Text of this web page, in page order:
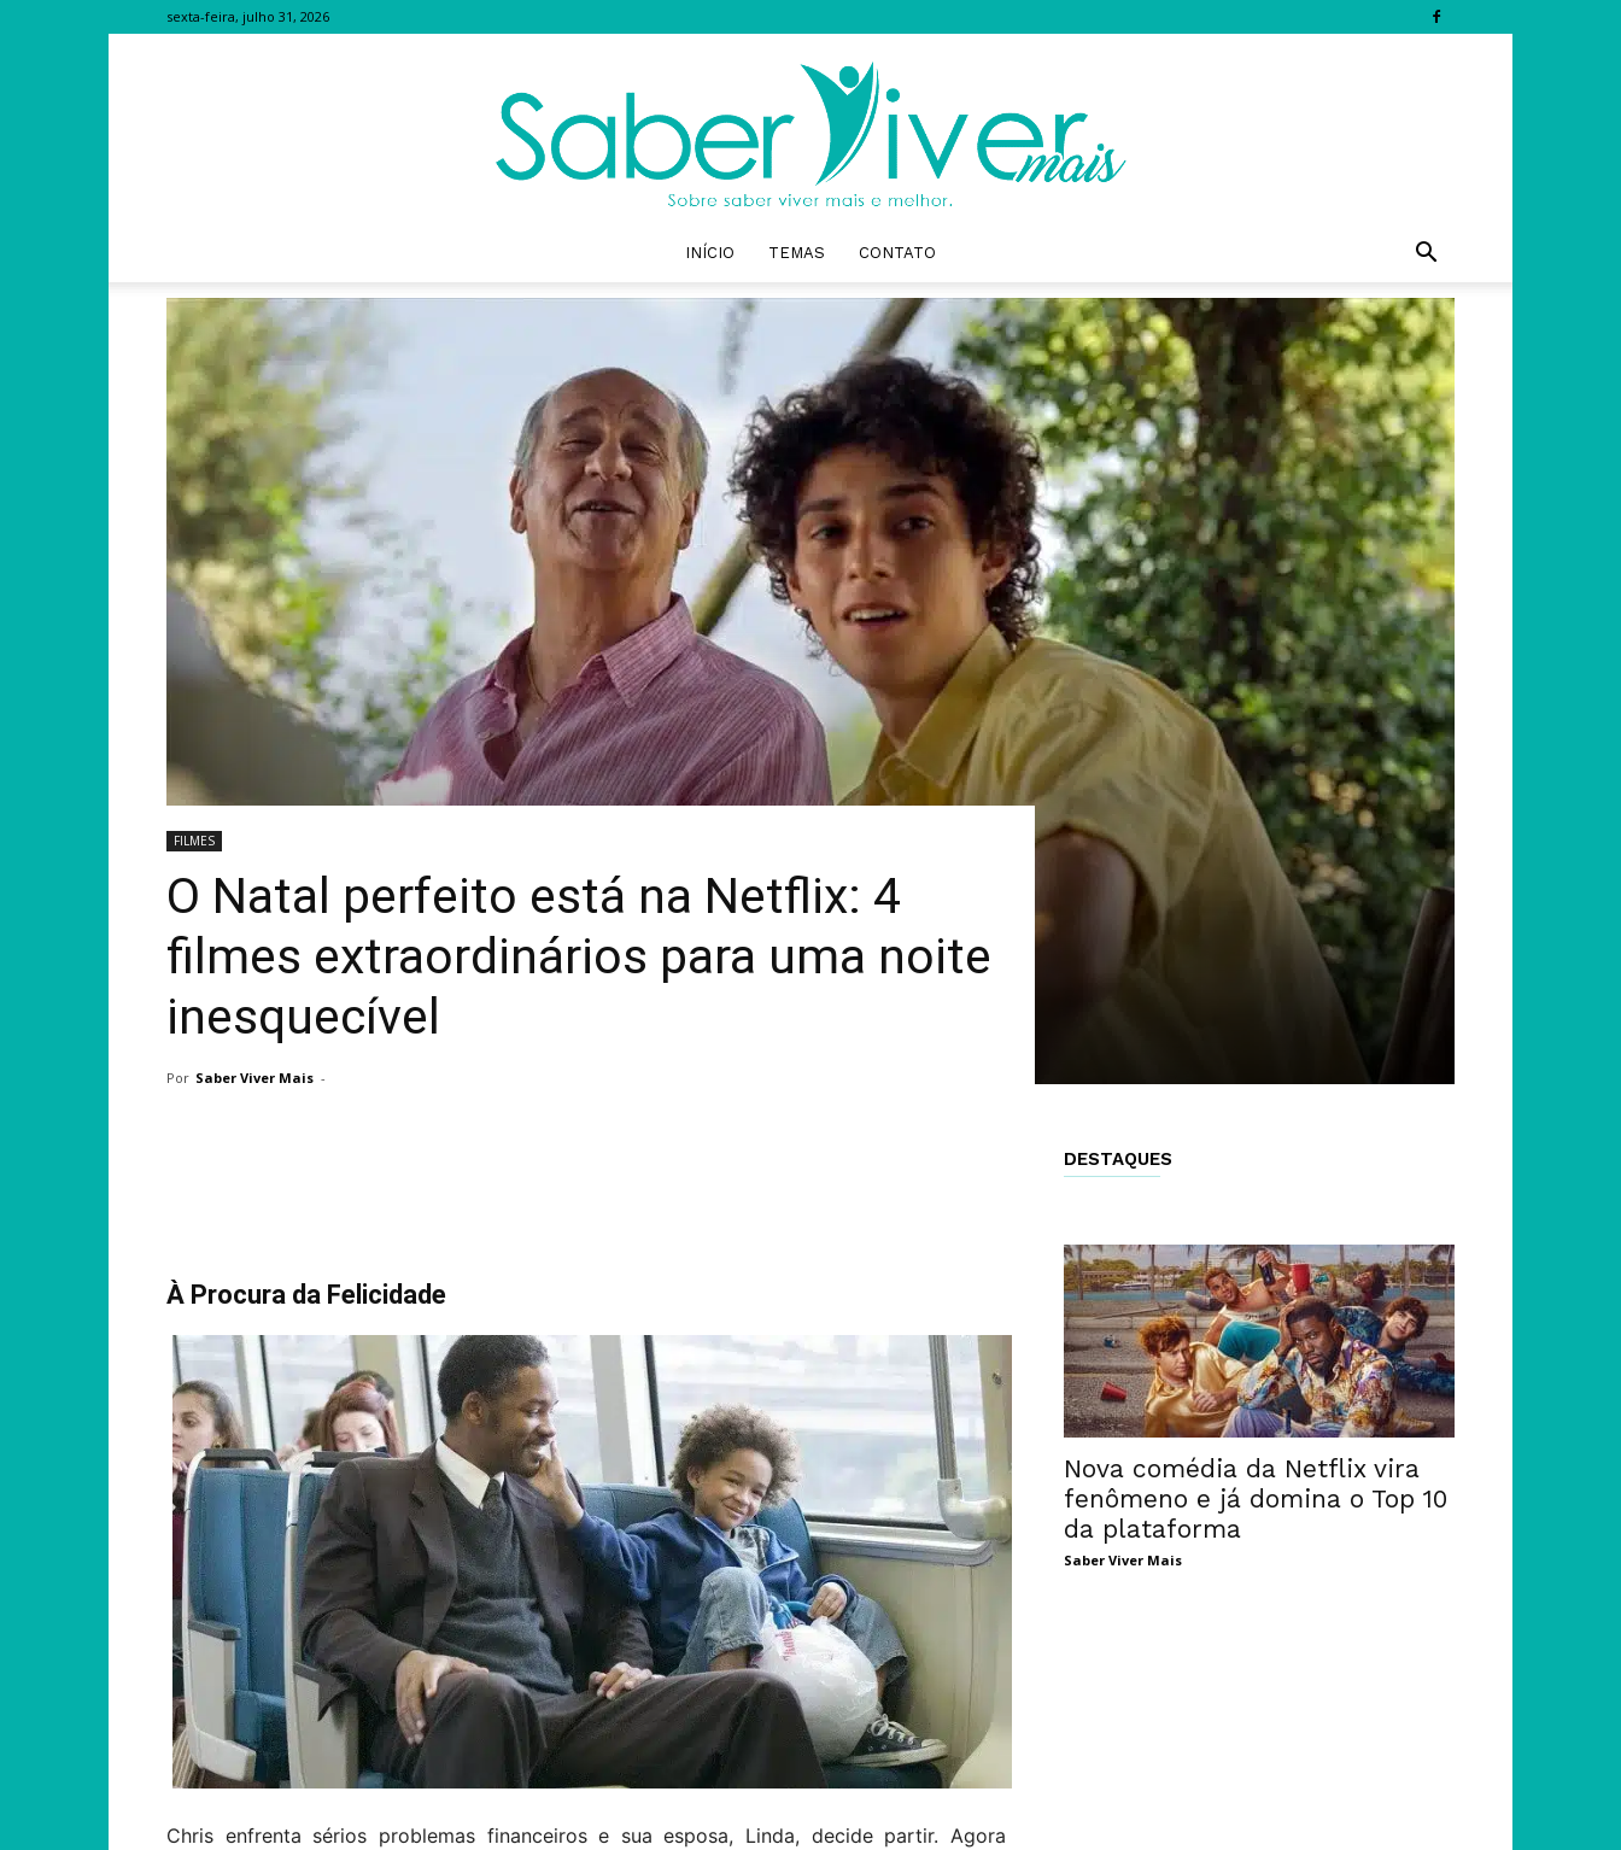
sexta-feira, julho 31, 2026
Saber
Viver
Mais
INÍCIO TEMAS CONTATO
FILMES
O Natal perfeito está na Netflix: 4
filmes extraordinários para uma noite
inesquecível
Por Saber Viver Mais -
À Procura da Felicidade
Chris enfrenta sérios problemas financeiros e sua esposa, Linda, decide partir. Agora
DESTAQUES
Nova comédia da Netflix vira
fenômeno e já domina o Top 10
da plataforma
Saber Viver Mais